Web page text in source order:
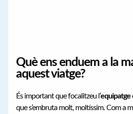
Què ens enduem a la
aquest viatge?
És important que focalitzeu l’equipatge
que s’embruta molt, moltíssim. Com a